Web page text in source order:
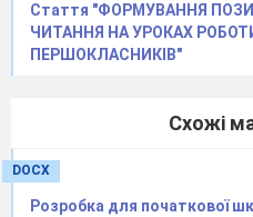
Стаття "ФОРМУВАННЯ
ЧИТАННЯ НА УРОКАХ
ПЕРШОКЛАСНИКІВ"
Схожі
DOCX
Розробка для початкової